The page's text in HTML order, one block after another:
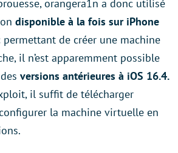
orangera1n a donc utilisé
disponible à la fois sur iPhone
permettant de créer une machine
il n’est apparemment possible
versions antérieures à iOS 16.4.
il suffit de télécharger
la machine virtuelle en